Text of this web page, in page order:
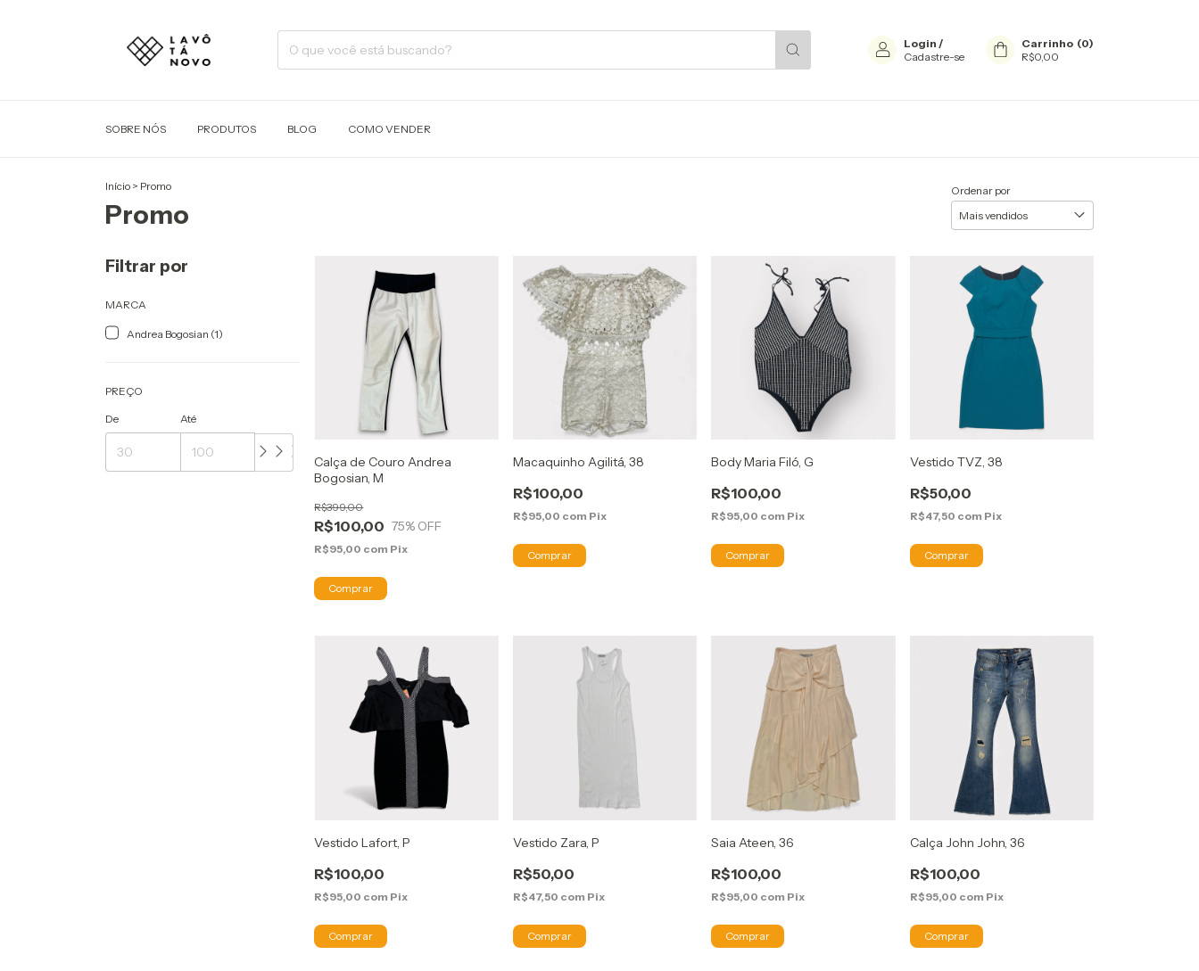
Login /
Cadastre-se
Carrinho (0)
R$0,00
SOBRE NÓS PRODUTOS BLOG COMO VENDER
Início > Promo
Promo
Ordenar por
Filtrar por
MARCA
Andrea Bogosian (1)
PREÇO
De Até
Calça de Couro Andrea
Bogosian, M
R$100,00
R$399,00
75% OFF
R$95,00 com Pix
Macaquinho Agilitá, 38
R$100,00
R$95,00 com Pix
Body Maria Filó, G
R$100,00
R$95,00 com Pix
Vestido TVZ, 38
R$50,00
R$47,50 com Pix
Vestido Lafort, P
R$100,00
R$95,00 com Pix
Vestido Zara, P
R$50,00
R$47,50 com Pix
Saia Ateen, 36
R$100,00
R$95,00 com Pix
Calça John John, 36
R$100,00
R$95,00 com Pix